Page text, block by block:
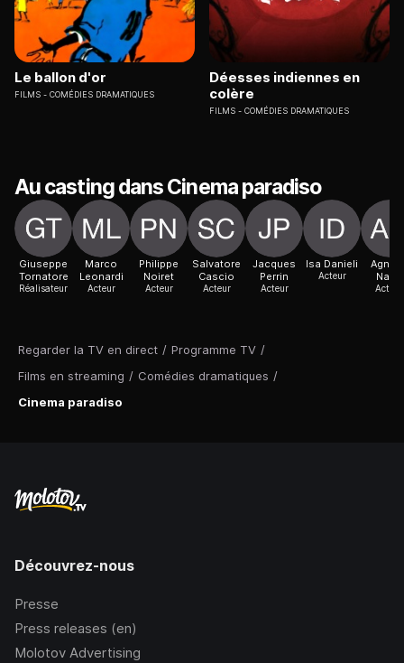
Regarder la TV en direct / Programme TV /
Films en streaming / Comédies dramatiques /
Cinema paradiso
Le ballon d'or
FILMS COMÉDIES DRAMATIQUES
Déesses indiennes en
colère
FILMS COMÉDIES DRAMATIQUES
Au casting dans Cinema paradiso
Giuseppe
Tornatore
Réalisateur
Marco
Leonardi
Acteur
Philippe
Noiret
Acteur
Salvatore
Cascio
Acteur
Jacques
Perrin
Acteur
Isa Danieli
Acteur
Nano
Actrice
Découvrez-nous
Presse
Press releases (en)
Molotov Advertising